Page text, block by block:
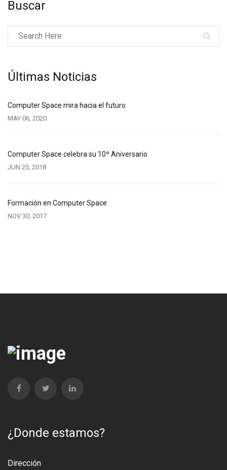
Buscar
Últimas Noticias
Computer Space mira hacia el futuro
MAY 06, 2020
Computer Space celebra su 10º Aniversario
JUN 25, 2018
Formación en Computer Space
NOV 30, 2017
¿Donde estamos?
Dirección